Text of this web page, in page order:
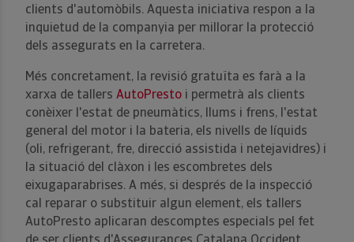
clients d'automòbils. Aquesta iniciativa respon a la
inquietud de la companyia per millorar la protecció
dels assegurats en la carretera.
Més concretament, la revisió gratuïta es farà a la
xarxa de tallers AutoPresto i permetrà als clients
conèixer l'estat de pneumàtics, llums i frens, l'estat
general del motor i la bateria, els nivells de líquids
(oli, refrigerant, fre, direcció assistida i netejavidres) i
la situació del clàxon i les escombretes dels
eixugaparabrises. A més, si després de la inspecció
cal reparar o substituir algun element, els tallers
AutoPresto aplicaran descomptes especials pel fet